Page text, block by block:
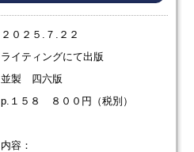
２０２５.７.２２
ライティングにて出版
並製 四六版
p.１５８ ８００円（税別）
内容：